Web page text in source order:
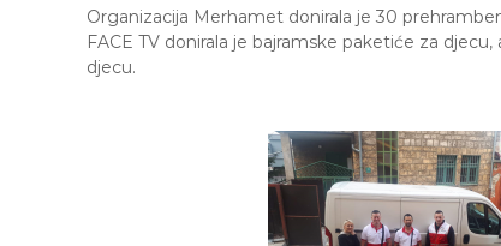
e
M
e
n
i
c
Organizacija Merhamet donirala je 30
FACE TV donirala je bajramske paketiće za
djecu.